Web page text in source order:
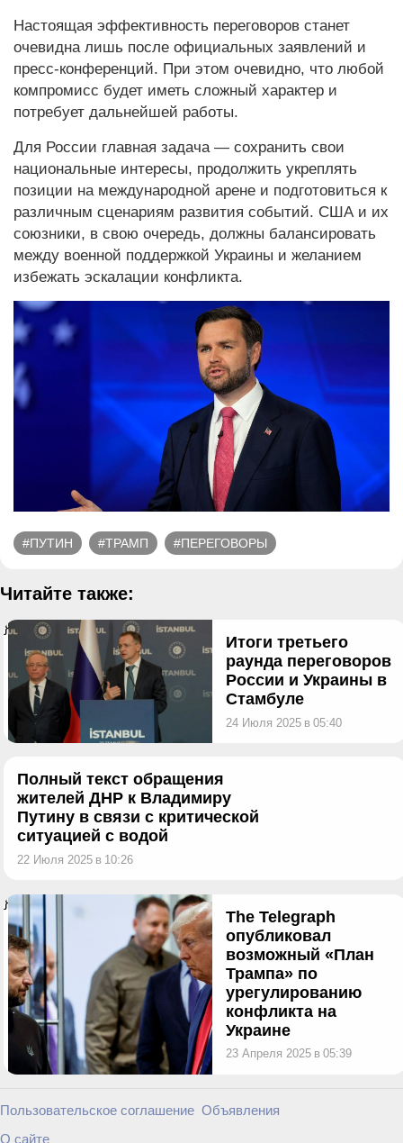
Настоящая эффективность переговоров станет
очевидна лишь после официальных заявлений и
пресс-конференций. При этом очевидно, что любой
компромисс будет иметь сложный характер и
потребует дальнейшей работы.
Для России главная задача — сохранить свои
национальные интересы, продолжить укреплять
позиции на международной арене и подготовиться к
различным сценариям развития событий. США и их
союзники, в свою очередь, должны балансировать
между военной поддержкой Украины и желанием
избежать эскалации конфликта.
#ПУТИН #ТРАМП #ПЕРЕГОВОРЫ
Читайте также:
}
Итоги третьего
раунда переговоров
России и Украины в
Стамбуле
24 Июля 2025 в 05:40
Полный текст обращения
жителей ДНР к Владимиру
Путину в связи с критической
ситуацией с водой
22 Июля 2025 в 10:26
}
The Telegraph
опубликовал
возможный «План
Трампа» по
урегулированию
конфликта на
Украине
23 Апреля 2025 в 05:39
Пользовательское соглашение
О сайте
Объявления